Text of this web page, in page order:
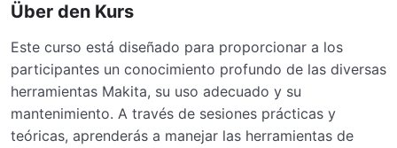
Über den Kurs
Este curso está diseñado para proporcionar a los
participantes un conocimiento profundo de las diversas
herramientas Makita, su uso adecuado y su
mantenimiento. A través de sesiones prácticas y
teóricas, aprenderás a manejar las herramientas de